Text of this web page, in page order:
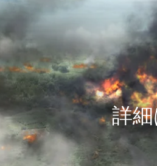
詳細は